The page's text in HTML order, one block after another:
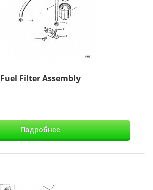
Fuel Filter Assembly
Подробнее